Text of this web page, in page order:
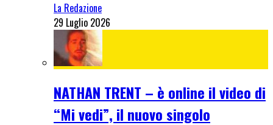
La Redazione
29 Luglio 2026
NATHAN TRENT – è online il video di
“Mi vedi”, il nuovo singolo